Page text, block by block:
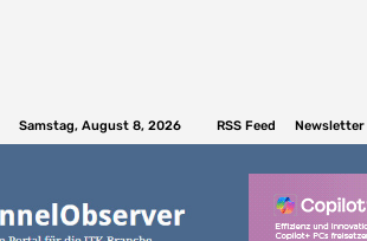
Samstag, August 8, 2026 RSS Feed Newsletter